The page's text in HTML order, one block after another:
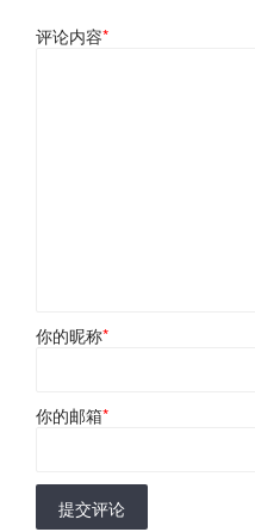
评论内容*
你的昵称*
你的邮箱*
提交评论